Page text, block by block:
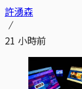
許湧森
21 小時前